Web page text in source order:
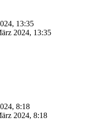
13:35
2024, 13:35
8:18
2024, 8:18